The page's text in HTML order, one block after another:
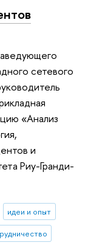
сетевого
«Анализ
и
Риу-Гранди-
идеи и опыт